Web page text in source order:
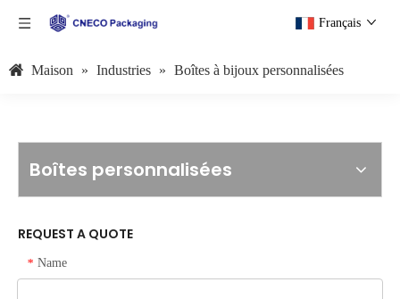
Français
Maison » Industries » Boîtes à bijoux personnalisées
Boîtes personnalisées
REQUEST A QUOTE
* Name